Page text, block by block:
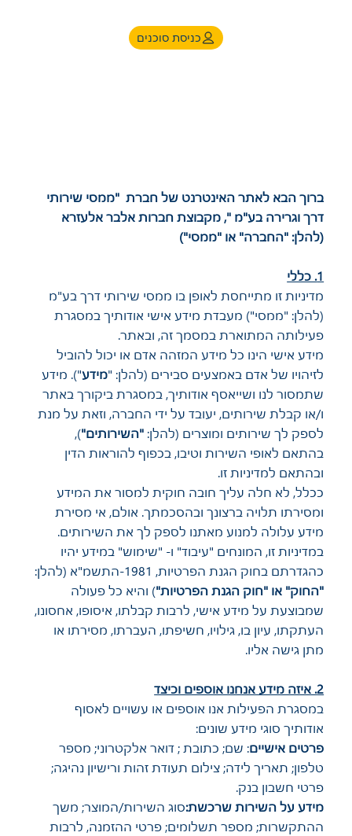
כניסת סוכנים
ברוך הבא לאתר האינטרנט של חברת "ממסי שירותי
דרך וגרירה בע"מ ", מקבוצת חברות אלבר אלעזרא
(להלן: "החברה" או "ממסי")
1. כללי
מדיניות זו מתייחסת לאופן בו ממסי שירותי דרך בע"מ
(להלן: "ממסי") מעבדת מידע אישי אודותיך במסגרת
פעילותה המתוארת במסמך זה, ובאתר.
מידע אישי הינו כל מידע המזהה אדם או יכול להוביל
לזיהויו של אדם באמצעים סבירים (להלן: "מידע"). מידע
שתמסור לנו ושייאסף אודותיך, במסגרת ביקורך באתר
ו/או קבלת שירותים, יעובד על ידי החברה, וזאת על מנת
לספק לך שירותים ומוצרים (להלן: "השירותים"),
בהתאם לאופי השירות וטיבו, בכפוף להוראות הדין
ובהתאם למדיניות זו.
ככלל, לא חלה עליך חובה חוקית למסור את המידע
ומסירתו תלויה ברצונך ובהסכמתך. אולם, אי מסירת
מידע עלולה למנוע מאתנו לספק לך את השירותים.
במדיניות זו, המונחים "עיבוד" ו- "שימוש" במידע יהיו
כהגדרתם בחוק הגנת הפרטיות, 1981-התשמ"א (להלן:
"החוק" או "חוק הגנת הפרטיות") והיא כל פעולה
שמבוצעת על מידע אישי, לרבות קבלתו, איסופו, אחסונו,
העתקתו, עיון בו, גילויו, חשיפתו, העברתו, מסירתו או
מתן גישה אליו.
2. איזה מידע אנחנו אוספים וכיצד
במסגרת הפעילות אנו אוספים או עשויים לאסוף
אודותיך סוגי מידע שונים:
פרטים אישיים: שם; כתובת ; דואר אלקטרוני; מספר
טלפון; תאריך לידה; צילום תעודת זהות ורישיון נהיגה;
פרטי חשבון בנק.
מידע על השירות שרכשת:סוג השירות/המוצר; משך
ההתקשרות; מספר תשלומים; פרטי ההזמנה, לרבות